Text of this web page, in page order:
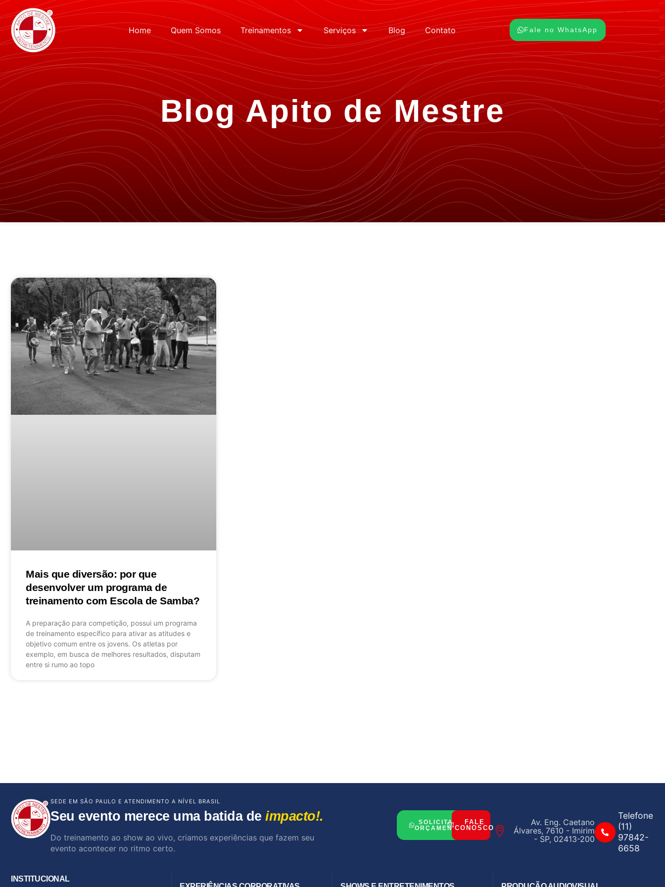
Home Quem Somos Treinamentos Serviços Blog Contato Fale no WhatsApp
Blog Apito de Mestre
Mais que diversão: por que
desenvolver um programa de
treinamento com Escola de Samba?
A preparação para competição, possui um programa
de treinamento específico para ativar as atitudes e
objetivo comum entre os jovens. Os atletas por
exemplo, em busca de melhores resultados, disputam
entre si rumo ao topo
SEDE EM SÃO PAULO E ATENDIMENTO A NÍVEL BRASIL
Seu evento merece uma batida de impacto!.
Do treinamento ao show ao vivo, criamos experiências que fazem seu
evento acontecer no ritmo certo.
SOLICITAR
ORÇAMENTO
FALE
CONOSCO
Av. Eng. Caetano
Álvares, 7610 - Imirim
- SP, 02413-200
Telefone
(11)
97842-
6658
INSTITUCIONAL